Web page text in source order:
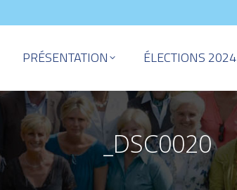
PRÉSENTATION ÉLECTIONS 2024
_DSC0020